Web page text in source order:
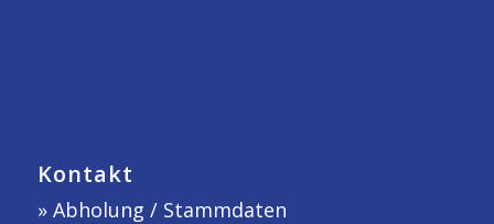
Kontakt
» Abholung / Stammdaten